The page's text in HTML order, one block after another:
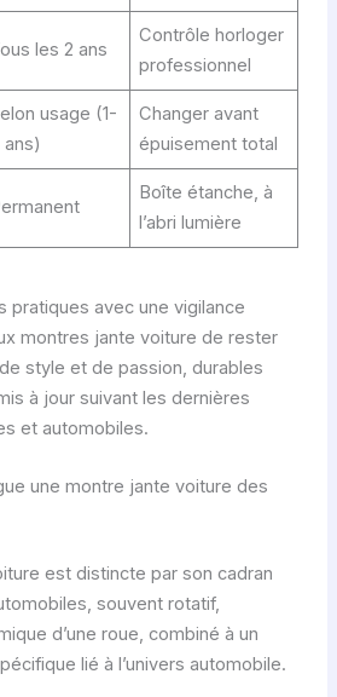
les 2 ans
Contrôle horloger
professionnel
usage (1-
ans)
Changer avant
épuisement total
Boîte étanche, à
l’abri lumière
pratiques avec une vigilance
montres jante voiture de rester
style et de passion, durables
à jour suivant les dernières
et automobiles.
une montre jante voiture des
est distincte par son cadran
souvent rotatif,
d’une roue, combiné à un
lié à l’univers automobile.